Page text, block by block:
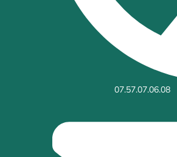
07.57.07.06.08